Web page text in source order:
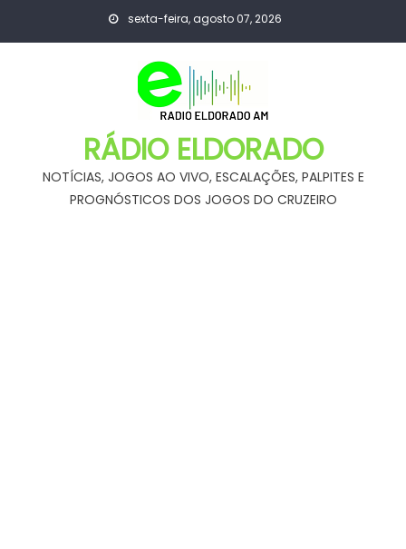
sexta-feira, agosto 07, 2026
RÁDIO ELDORADO
NOTÍCIAS, JOGOS AO VIVO, ESCALAÇÕES, PALPITES E
PROGNÓSTICOS DOS JOGOS DO CRUZEIRO